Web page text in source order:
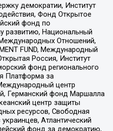
демократии, Институт
Фонд Открытое
фонд по
развитию, Национальный
Отношений,
FUND, Международный
Россия, Институт
фонд регионального
Платформа за
центр
Германский фонд Маршалла
центр защиты
ресурсов, Свободная
Атлантический
фонд за демократию,